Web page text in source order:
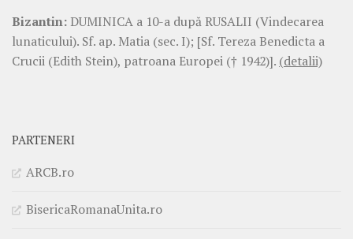
Bizantin: DUMINICA a 10-a după RUSALII (Vindecarea
lunaticului). Sf. ap. Matia (sec. I); [Sf. Tereza Benedicta a
Crucii (Edith Stein), patroana Europei († 1942)]. (detalii)
PARTENERI
ARCB.ro
BisericaRomanaUnita.ro